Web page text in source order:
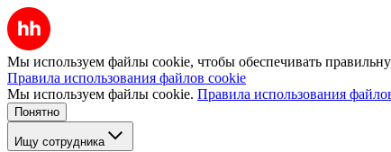
Мы используем файлы cookie, чтобы обеспечивать
Правила использования файлов cookie
Мы используем файлы cookie. Правила использования
Понятно
Ищу сотрудника